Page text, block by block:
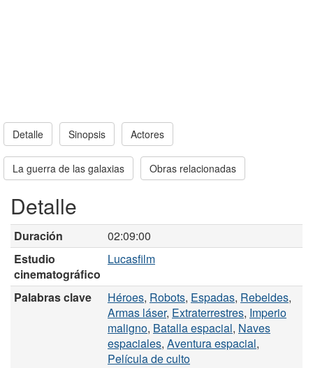
Detalle Sinopsis Actores
La guerra de las galaxias Obras relacionadas
Detalle
Duración
02:09:00
Estudio
cinematográfico
Lucasfilm
Palabras clave Héroes, Robots, Espadas, Rebeldes,
Armas láser, Extraterrestres, Imperio
maligno, Batalla espacial, Naves
espaciales, Aventura espacial,
Película de culto